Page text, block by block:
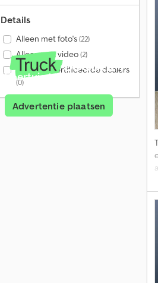
Details
Alleen met foto's(22)
Alleen met video(2)
Alleen gecertificeerde dealers
(0)
Voertuig te koop?
Advertentie plaatsen